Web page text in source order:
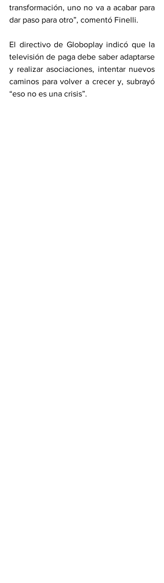
transformación, uno no va a acabar para
dar paso para otro”, comentó Finelli.
El directivo de Globoplay indicó que la
televisión de paga debe saber adaptarse
y realizar asociaciones, intentar nuevos
caminos para volver a crecer y, subrayó
“eso no es una crisis”.